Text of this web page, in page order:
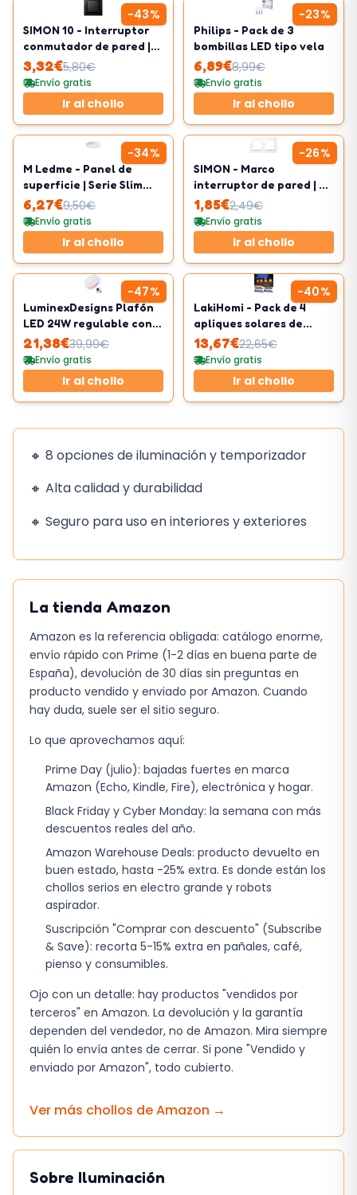
-43%
SIMON 10 - Interruptor
conmutador de pared |
230V
3,32€5,80€
Envío gratis
Ir al chollo
-23%
Philips - Pack de 3
bombillas LED tipo vela
6,89€8,99€
Envío gratis
Ir al chollo
-34%
M Ledme - Panel de
superficie | Serie Slim
20W | Luz fría (6000k)
6,27€9,50€
Envío gratis
Ir al chollo
-26%
SIMON - Marco
interruptor de pared | 2
elementos | Compatible
mecanismos Simon 10
1,85€2,49€
Envío gratis
Ir al chollo
-47%
LuminexDesigns Plafón
LED 24W regulable con
mando WiFi y luz RGB,
compatible
Alexa/Google
21,38€39,99€
Envío gratis
Ir al chollo
-40%
LakiHomi - Pack de 4
apliques solares de
pared de exterior
13,67€22,65€
Envío gratis
Ir al chollo
🔸 8 opciones de iluminación y temporizador
🔸 Alta calidad y durabilidad
🔸 Seguro para uso en interiores y exteriores
La tienda Amazon
Amazon es la referencia obligada: catálogo enorme,
envío rápido con Prime (1-2 días en buena parte de
España), devolución de 30 días sin preguntas en
producto vendido y enviado por Amazon. Cuando
hay duda, suele ser el sitio seguro.
Lo que aprovechamos aquí:
Prime Day (julio): bajadas fuertes en marca
Amazon (Echo, Kindle, Fire), electrónica y hogar.
Black Friday y Cyber Monday: la semana con más
descuentos reales del año.
Amazon Warehouse Deals: producto devuelto en
buen estado, hasta -25% extra. Es donde están los
chollos serios en electro grande y robots
aspirador.
Suscripción "Comprar con descuento" (Subscribe
& Save): recorta 5-15% extra en pañales, café,
pienso y consumibles.
Ojo con un detalle: hay productos "vendidos por
terceros" en Amazon. La devolución y la garantía
dependen del vendedor, no de Amazon. Mira siempre
quién lo envía antes de cerrar. Si pone "Vendido y
enviado por Amazon", todo cubierto.
Ver más chollos deAmazon →
Sobre Iluminación